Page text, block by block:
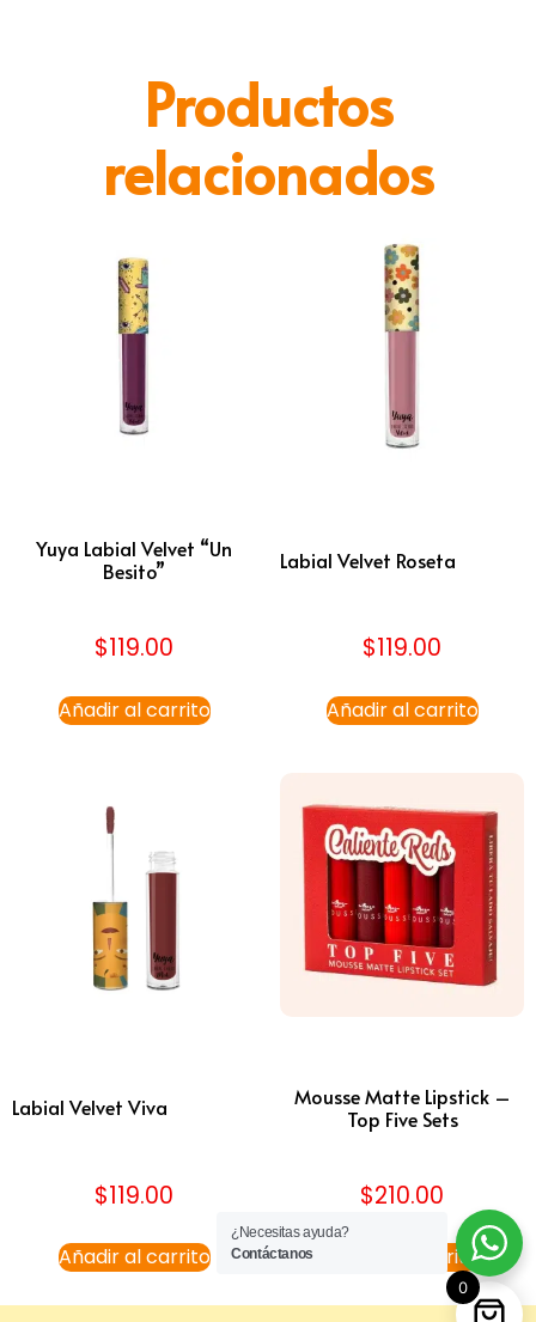
Productos
relacionados
Yuya Labial Velvet “Un
Besito”
$119.00
Añadir al carrito
Labial Velvet Roseta
$119.00
Añadir al carrito
Labial Velvet Viva
$119.00
Añadir al carrito
Mousse Matte Lipstick –
Top Five Sets
$210.00
Añadir al carrito
¿Necesitas ayuda?
Contáctanos
0